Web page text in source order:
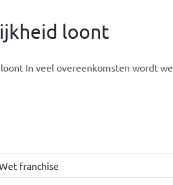
loont
In veel overeenkomsten wordt
franchise